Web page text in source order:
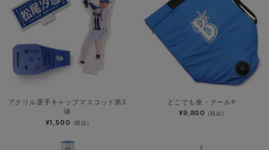
アクリル選手キャップマスコット第3
弾
¥1,500 (税込)
どこでも座・クール®
¥9,800 (税込)